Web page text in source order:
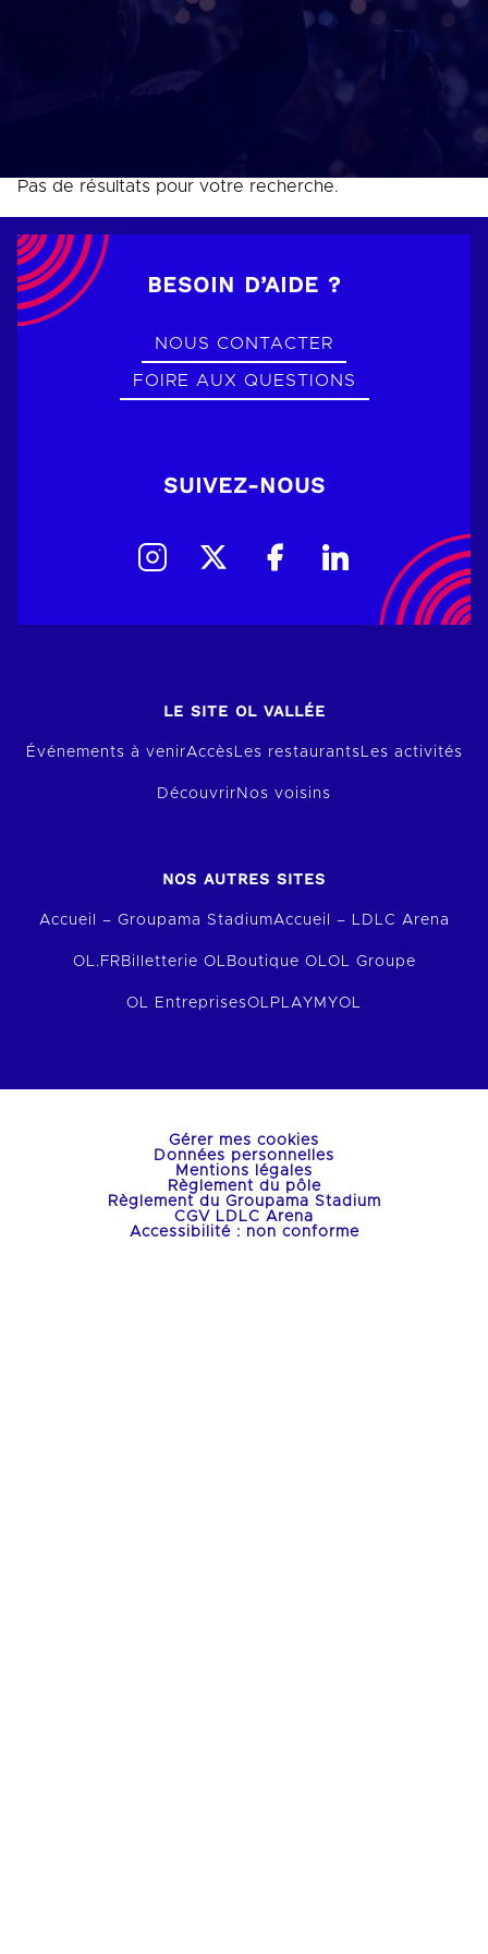
Pas de résultats pour votre recherche.
BESOIN D’AIDE ?
NOUS CONTACTER
FOIRE AUX QUESTIONS
SUIVEZ-NOUS
LE SITE OL VALLÉE
Événements à venirAccèsLes restaurantsLes activités
Découvrir Nos voisins
NOS AUTRES SITES
Accueil – Groupama StadiumAccueil – LDLC Arena
OL.FR Billetterie OL Boutique OLOL Groupe
OL EntreprisesOLPLAY MYOL
Gérer mes cookies
Données personnelles
Mentions légales
Règlement du pôle
Règlement du Groupama Stadium
CGV LDLC Arena
Accessibilité : non conforme